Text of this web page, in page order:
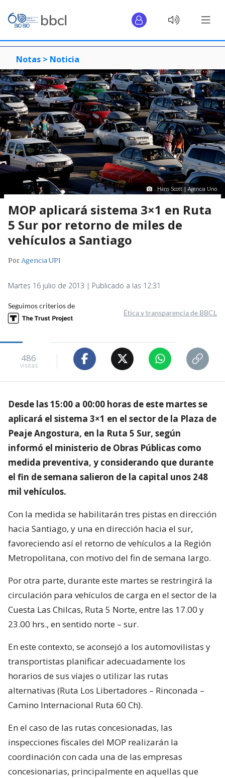
Notas > Noticia
Hans Scott | Agencia Uno
MOP aplicará sistema 3×1 en Ruta
5 Sur por retorno de miles de
vehículos a Santiago
PorAgencia UPI
Martes 16 julio de 2013 | Publicado a las 12:31
Seguimos criterios de
Ética y transparencia de BBCL
486
visitas
Desde las 15:00 a 00:00 horas de este martes se
aplicará el sistema 3×1 en el sector de la Plaza de
Peaje Angostura, en la Ruta 5 Sur, según
informó el ministerio de Obras Públicas como
medida preventiva, y considerando que durante
el fin de semana salieron de la capital unos 248
mil vehículos.
Con la medida se habilitarán tres pistas en dirección
hacia Santiago, y una en dirección hacia el sur,
favoreciendo así el retorno de vehículos a la Región
Metropolitana, con motivo del fin de semana largo.
Por otra parte, durante este martes se restringirá la
circulación para vehículos de carga en el sector de la
Cuesta Las Chilcas, Ruta 5 Norte, entre las 17.00 y
23.00 hrs., en sentido norte – sur.
En este contexto, se aconsejó a los automovilistas y
transportistas planificar adecuadamente los
horarios de sus viajes o utilizar las rutas
alternativas (Ruta Los Libertadores – Rinconada –
Camino Internacional Ruta 60 Ch).
En el caso de las rutas concesionadas, las
inspecciones fiscales del MOP realizarán la
coordinación con cada una de las empresas
concesionarias, principalmente en aquellas que